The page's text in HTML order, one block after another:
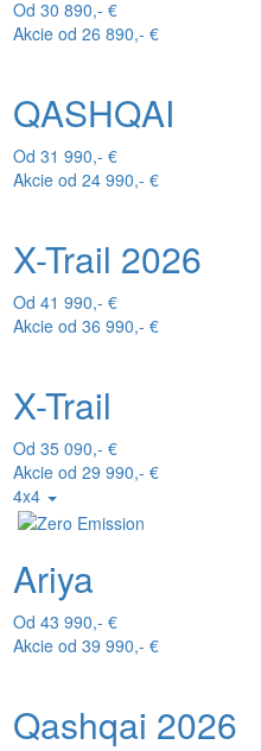
Od 30 890,- €
Akcie od 26 890,- €
QASHQAI
Od 31 990,- €
Akcie od 24 990,- €
X-Trail 2026
Od 41 990,- €
Akcie od 36 990,- €
X-Trail
Od 35 090,- €
Akcie od 29 990,- €
4x4
Ariya
Od 43 990,- €
Akcie od 39 990,- €
Qashqai 2026